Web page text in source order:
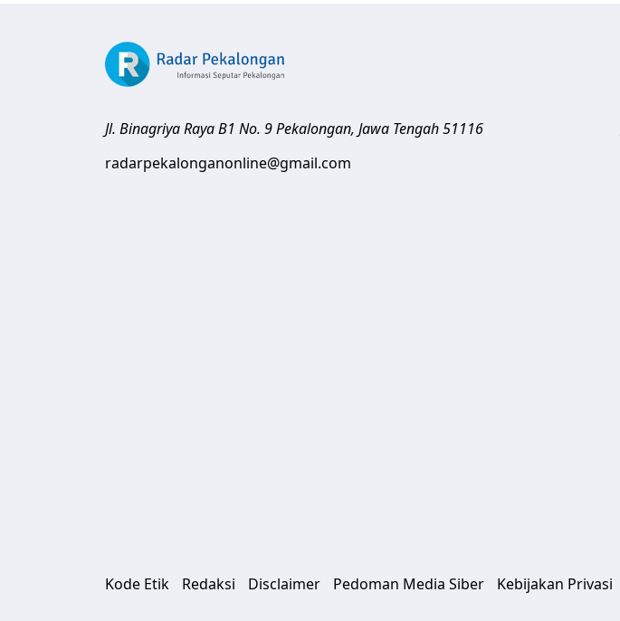
Jl. Binagriya Raya B1 No. 9Pekalongan, Jawa Tengah51116
radarpekalonganonline@gmail.com
Kode Etik Redaksi Disclaimer Pedoman Media Siber Kebijakan Privasi